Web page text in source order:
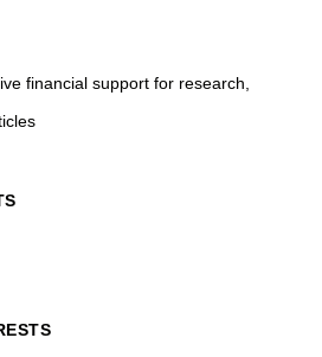
financial support for research,